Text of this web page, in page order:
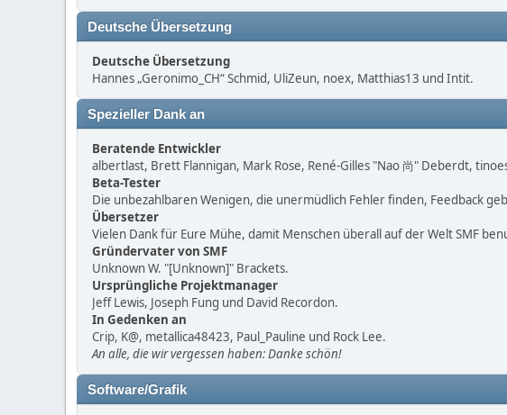
Deutsche Übersetzung
Deutsche Übersetzung
Hannes „Geronimo_CH“ Schmid, UliZeun, noex, Matthias13 und Intit.
Spezieller Dank an
Beratende Entwickler
albertlast, Brett Flannigan, Mark Rose, René-Gilles "Nao 尚" Deberdt,
Beta-Tester
Die unbezahlbaren Wenigen, die unermüdlich Fehler finden, Feedback
Übersetzer
Vielen Dank für Eure Mühe, damit Menschen überall auf der Welt SMF
Gründervater von SMF
Unknown W. "[Unknown]" Brackets.
Ursprüngliche Projektmanager
Jeff Lewis, Joseph Fung und David Recordon.
In Gedenken an
Crip, K@, metallica48423, Paul_Pauline und Rock Lee.
An alle, die wir vergessen haben: Danke schön!
Software/Grafik